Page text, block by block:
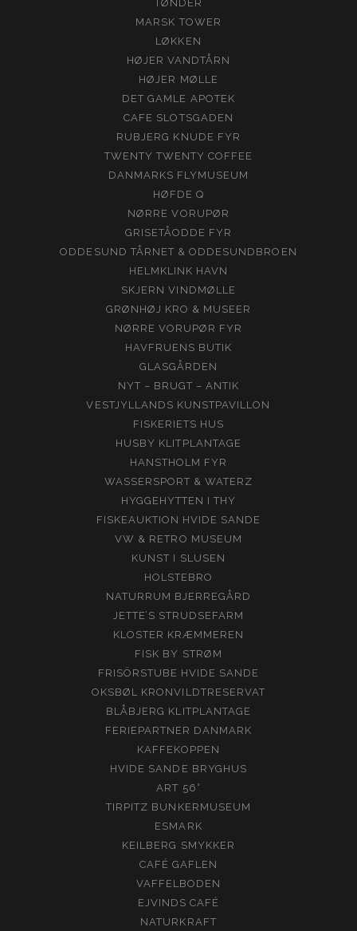
TØNDER
MARSK TOWER
LØKKEN
HØJER VANDTÅRN
HØJER MØLLE
DET GAMLE APOTEK
CAFE SLOTSGADEN
RUBJERG KNUDE FYR
TWENTY TWENTY COFFEE
DANMARKS FLYMUSEUM
HØFDE Q
NØRRE VORUPØR
GRISETÅODDE FYR
ODDESUND TÅRNET & ODDESUNDBROEN
HELMKLINK HAVN
SKJERN VINDMØLLE
GRØNHØJ KRO & MUSEER
NØRRE VORUPØR FYR
HAVFRUENS BUTIK
GLASGÅRDEN
NYT – BRUGT – ANTIK
VESTJYLLANDS KUNSTPAVILLON
FISKERIETS HUS
HUSBY KLITPLANTAGE
HANSTHOLM FYR
WASSERSPORT & WATERZ
HYGGEHYTTEN I THY
FISKEAUKTION HVIDE SANDE
VW & RETRO MUSEUM
KUNST I SLUSEN
HOLSTEBRO
NATURRUM BJERREGÅRD
JETTE’S STRUDSEFARM
KLOSTER KRÆMMEREN
FISK BY STRØM
FRISÖRSTUBE HVIDE SANDE
OKSBØL KRONVILDTRESERVAT
BLÅBJERG KLITPLANTAGE
FERIEPARTNER DANMARK
KAFFEKOPPEN
HVIDE SANDE BRYGHUS
ART 56°
TIRPITZ BUNKERMUSEUM
ESMARK
KEILBERG SMYKKER
CAFÉ GAFLEN
VAFFELBODEN
EJVINDS CAFÉ
NATURKRAFT